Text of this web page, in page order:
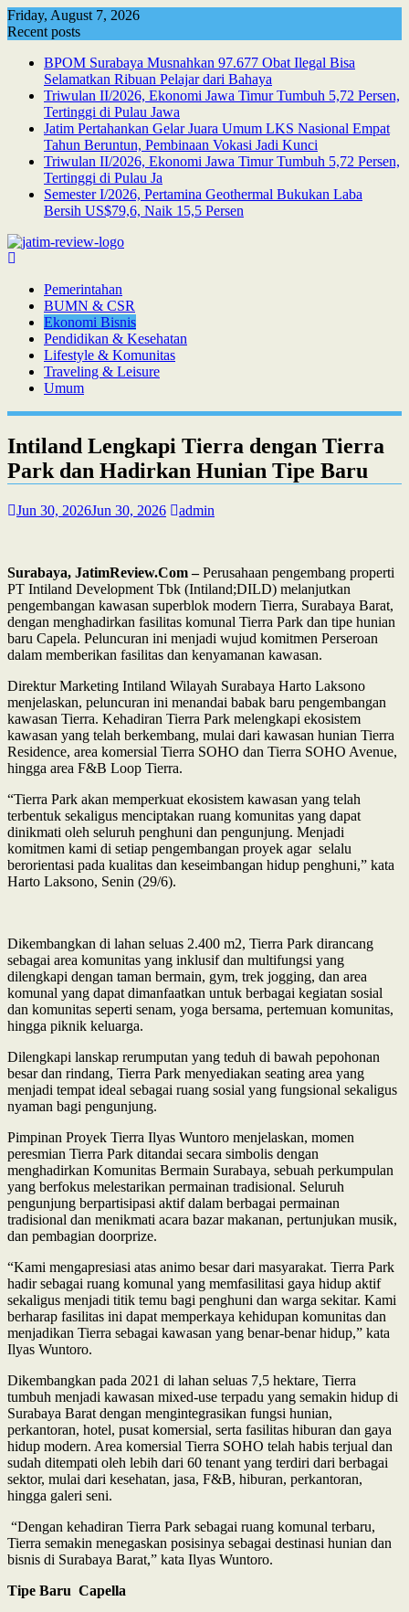
Skip
to
Friday, August 7, 2026
Recent posts
BPOM Surabaya Musnahkan 97.677 Obat Ilegal Bisa
Selamatkan Ribuan Pelajar dari Bahaya
Triwulan II/2026, Ekonomi Jawa Timur Tumbuh 5,72 Persen,
Tertinggi di Pulau Jawa
Jatim Pertahankan Gelar Juara Umum LKS Nasional Empat
Tahun Beruntun, Pembinaan Vokasi Jadi Kunci
Triwulan II/2026, Ekonomi Jawa Timur Tumbuh 5,72 Persen,
Tertinggi di Pulau Ja
Semester I/2026, Pertamina Geothermal Bukukan Laba
Bersih US$79,6, Naik 15,5 Persen
Pemerintahan
BUMN & CSR
Ekonomi Bisnis
Pendidikan & Kesehatan
Lifestyle & Komunitas
Traveling & Leisure
Umum
Intiland Lengkapi Tierra dengan Tierra
Park dan Hadirkan Hunian Tipe Baru
Jun 30, 2026Jun 30, 2026 admin
Surabaya, JatimReview.Com –Perusahaan pengembang properti
PT Intiland Development Tbk (Intiland;DILD) melanjutkan
pengembangan kawasan superblok modern Tierra, Surabaya Barat,
dengan menghadirkan fasilitas komunal Tierra Park dan tipe hunian
baru Capela. Peluncuran ini menjadi wujud komitmen Perseroan
dalam memberikan fasilitas dan kenyamanan kawasan.
Direktur Marketing Intiland Wilayah Surabaya Harto Laksono
menjelaskan, peluncuran ini menandai babak baru pengembangan
kawasan Tierra. Kehadiran Tierra Park melengkapi ekosistem
kawasan yang telah berkembang, mulai dari kawasan hunian Tierra
Residence, area komersial Tierra SOHO dan Tierra SOHO Avenue,
hingga area F&B Loop Tierra.
“Tierra Park akan memperkuat ekosistem kawasan yang telah
terbentuk sekaligus menciptakan ruang komunitas yang dapat
dinikmati oleh seluruh penghuni dan pengunjung. Menjadi
komitmen kami di setiap pengembangan proyek agar selalu
berorientasi pada kualitas dan keseimbangan hidup penghuni,” kata
Harto Laksono, Senin (29/6).
Dikembangkan di lahan seluas 2.400 m2, Tierra Park dirancang
sebagai area komunitas yang inklusif dan multifungsi yang
dilengkapi dengan taman bermain, gym, trek jogging, dan area
komunal yang dapat dimanfaatkan untuk berbagai kegiatan sosial
dan komunitas seperti senam, yoga bersama, pertemuan komunitas,
hingga piknik keluarga.
Dilengkapi lanskap rerumputan yang teduh di bawah pepohonan
besar dan rindang, Tierra Park menyediakan seating area yang
menjadi tempat ideal sebagai ruang sosial yang fungsional sekaligus
nyaman bagi pengunjung.
Pimpinan Proyek Tierra Ilyas Wuntoro menjelaskan, momen
peresmian Tierra Park ditandai secara simbolis dengan
menghadirkan Komunitas Bermain Surabaya, sebuah perkumpulan
yang berfokus melestarikan permainan tradisional. Seluruh
pengunjung berpartisipasi aktif dalam berbagai permainan
tradisional dan menikmati acara bazar makanan, pertunjukan musik,
dan pembagian doorprize.
“Kami mengapresiasi atas animo besar dari masyarakat. Tierra Park
hadir sebagai ruang komunal yang memfasilitasi gaya hidup aktif
sekaligus menjadi titik temu bagi penghuni dan warga sekitar. Kami
berharap fasilitas ini dapat memperkaya kehidupan komunitas dan
menjadikan Tierra sebagai kawasan yang benar-benar hidup,” kata
Ilyas Wuntoro.
Dikembangkan pada 2021 di lahan seluas 7,5 hektare, Tierra
tumbuh menjadi kawasan mixed-use terpadu yang semakin hidup di
Surabaya Barat dengan mengintegrasikan fungsi hunian,
perkantoran, hotel, pusat komersial, serta fasilitas hiburan dan gaya
hidup modern. Area komersial Tierra SOHO telah habis terjual dan
sudah ditempati oleh lebih dari 60 tenant yang terdiri dari berbagai
sektor, mulai dari kesehatan, jasa, F&B, hiburan, perkantoran,
hingga galeri seni.
“Dengan kehadiran Tierra Park sebagai ruang komunal terbaru,
Tierra semakin menegaskan posisinya sebagai destinasi hunian dan
bisnis di Surabaya Barat,” kata Ilyas Wuntoro.
Tipe Baru Capella